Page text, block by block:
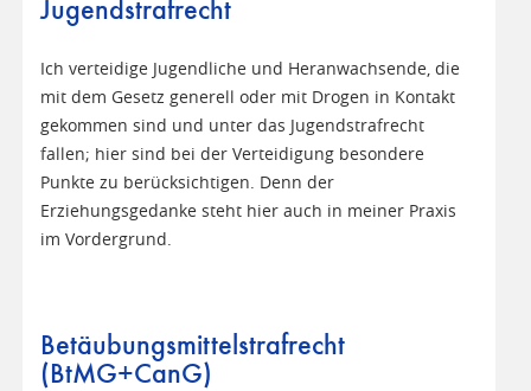
Jugendstrafrecht
Ich verteidige Jugendliche und Heranwachsende, die
mit dem Gesetz generell oder mit Drogen in Kontakt
gekommen sind und unter das Jugendstrafrecht
fallen; hier sind bei der Verteidigung besondere
Punkte zu berücksichtigen. Denn der
Erziehungsgedanke steht hier auch in meiner Praxis
im Vordergrund.
Betäubungsmittelstrafrecht
(BtMG+CanG)